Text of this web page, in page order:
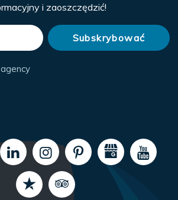
i zaoszczędzić!